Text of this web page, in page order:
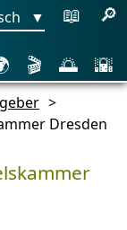
▼ 📖 🔎
🎬 🌅 🌇
>
Dresden